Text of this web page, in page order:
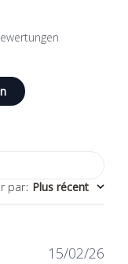
par: Plus récent
15/02/26